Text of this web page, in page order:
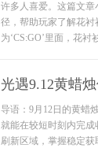
许多人喜爱。这篇文章
径，帮助玩家了解花
为‘CS:GO’里面，花衬
光遇9.12黄蜡
导语：9月12日的黄蜡
就能在较短时刻内完
刷新区域，掌握稳定